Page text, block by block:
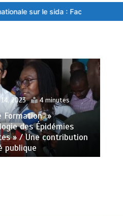
baisse des financements, la
2023 2 minutes
le fructueux
déchets
occidentaux